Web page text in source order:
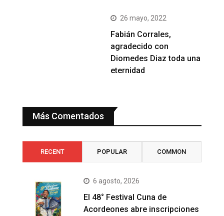
26 mayo, 2022
Fabián Corrales,
agradecido con
Diomedes Diaz toda una
eternidad
Más Comentados
RECENT POPULAR COMMON
6 agosto, 2026
El 48° Festival Cuna de
Acordeones abre inscripciones